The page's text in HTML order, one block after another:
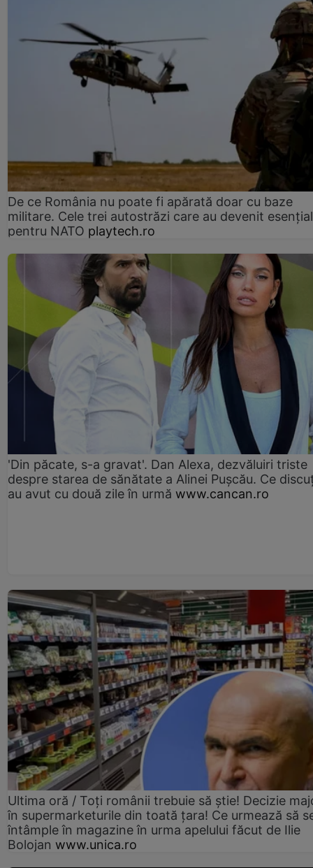
De ce România nu poate fi apărată doar cu baze
militare. Cele trei autostrăzi care au devenit
pentru NATO playtech.ro
'Din păcate, s-a gravat'. Dan Alexa, dezvăluiri triste
despre starea de sănătate a Alinei Pușcău. Ce
au avut cu două zile în urmă www.cancan.ro
Ultima oră / Toți românii trebuie să știe! Decizie
în supermarketurile din toată țara! Ce urmează să
întâmple în magazine în urma apelului făcut de Ilie
Bolojan www.unica.ro